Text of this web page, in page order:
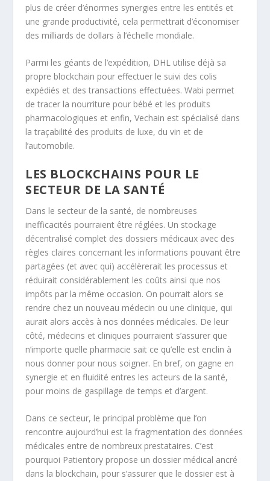
plus de créer d’énormes synergies entre les entités et
une grande productivité, cela permettrait d’économiser
des milliards de dollars à l’échelle mondiale.
Parmi les géants de l’expédition, DHL utilise déjà sa
propre blockchain pour effectuer le suivi des colis
expédiés et des transactions effectuées. Wabi permet
de tracer la nourriture pour bébé et les produits
pharmacologiques et enfin, Vechain est spécialisé dans
la traçabilité des produits de luxe, du vin et de
l’automobile.
LES BLOCKCHAINS POUR LE
SECTEUR DE LA SANTÉ
Dans le secteur de la santé, de nombreuses
inefficacités pourraient être réglées. Un stockage
décentralisé complet des dossiers médicaux avec des
règles claires concernant les informations pouvant être
partagées (et avec qui) accélèrerait les processus et
réduirait considérablement les coûts ainsi que nos
impôts par la même occasion. On pourrait alors se
rendre chez un nouveau médecin ou une clinique, qui
aurait alors accès à nos données médicales. De leur
côté, médecins et cliniques pourraient s’assurer que
n’importe quelle pharmacie sait ce qu’elle est enclin à
nous donner pour nous soigner. En bref, on gagne en
synergie et en fluidité entres les acteurs de la santé,
pour moins de gaspillage de temps et d’argent.
Dans ce secteur, le principal problème que l’on
rencontre aujourd’hui est la fragmentation des données
médicales entre de nombreux prestataires. C’est
pourquoi Patientory propose un dossier médical ancré
dans la blockchain, pour s’assurer que le dossier est à